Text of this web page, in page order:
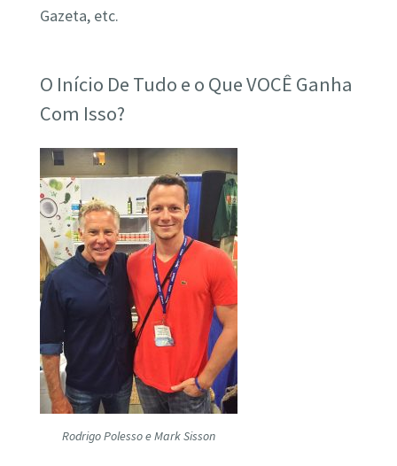
Gazeta, etc.
O Início De Tudo e o Que VOCÊ Ganha
Com Isso?
Rodrigo Polesso e Mark Sisson